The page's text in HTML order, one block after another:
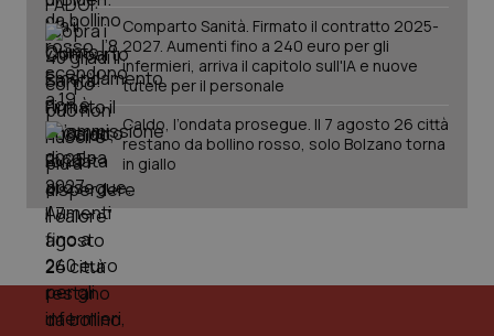
Comparto Sanità. Firmato il contratto 2025-
2027. Aumenti fino a 240 euro per gli
infermieri, arriva il capitolo sull'IA e nuove
tutele per il personale
Caldo, l’ondata prosegue. Il 7 agosto 26 città
restano da bollino rosso, solo Bolzano torna
in giallo